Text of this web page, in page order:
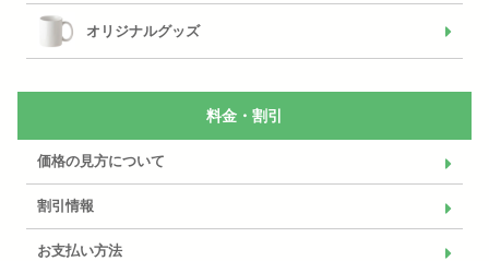
オリジナルグッズ
料金・割引
価格の見方について
割引情報
お支払い方法